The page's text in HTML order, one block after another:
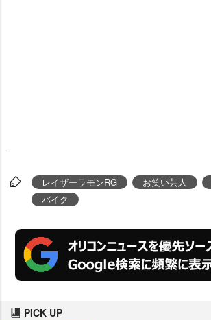
レイザーラモンRG お笑い芸人
バイク
PICK UP